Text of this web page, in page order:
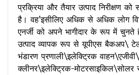
प्रक्रिया और तैयार उत्पाद निरीक्षण
है। वह'इसीलिए अधिक से अधिक लोग
एनर्जी को अपने भागीदार के रूप में चुनते
उत्पाद व्यापक रूप से यूपीएस बैकअप\
भंडारण प्रणाली\इलेक्ट्रिक
क्लीनर\इलेक्ट्रिक-मोटरसाइकिल\सोलर